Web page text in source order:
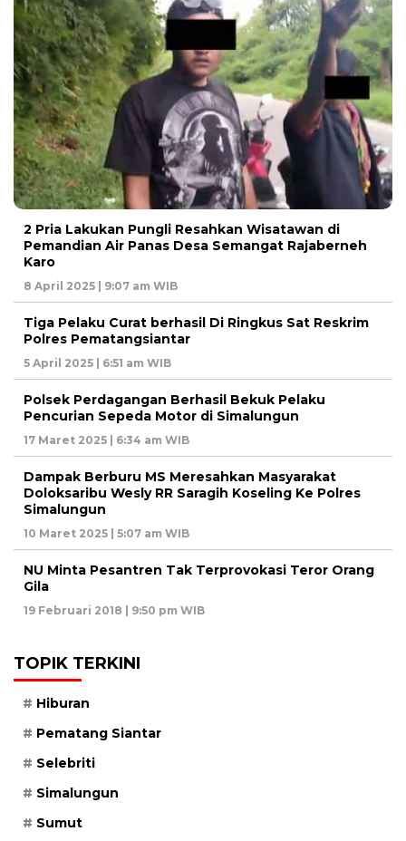
2 Pria Lakukan Pungli Resahkan Wisatawan di
Pemandian Air Panas Desa Semangat Rajaberneh
Karo
8 April 2025 | 9:07 am WIB
Tiga Pelaku Curat berhasil Di Ringkus Sat Reskrim
Polres Pematangsiantar
5 April 2025 | 6:51 am WIB
Polsek Perdagangan Berhasil Bekuk Pelaku
Pencurian Sepeda Motor di Simalungun
17 Maret 2025 | 6:34 am WIB
Dampak Berburu MS Meresahkan Masyarakat
Doloksaribu Wesly RR Saragih Koseling Ke Polres
Simalungun
10 Maret 2025 | 5:07 am WIB
NU Minta Pesantren Tak Terprovokasi Teror Orang
Gila
19 Februari 2018 | 9:50 pm WIB
TOPIK TERKINI
Hiburan
Pematang Siantar
Selebriti
Simalungun
Sumut